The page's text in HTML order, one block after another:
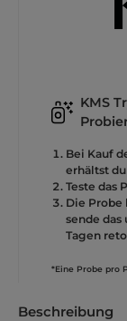
KMS
Bei Kauf
erhältst
Teste das
Die Probe
sende
Tagen
*Eine Probe pro
Beschreibung